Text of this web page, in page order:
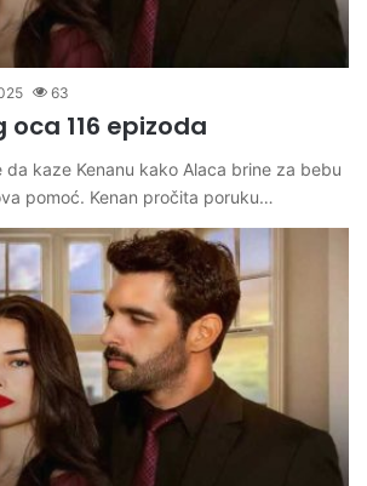
63
oca 116 epizoda
da kaze Kenanu kako Alaca brine za bebu
pomoć. Kenan pročita poruku…